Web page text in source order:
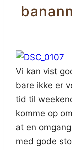
Vi kan vist
bare ikke er
tid til
komme op
at en
med gode